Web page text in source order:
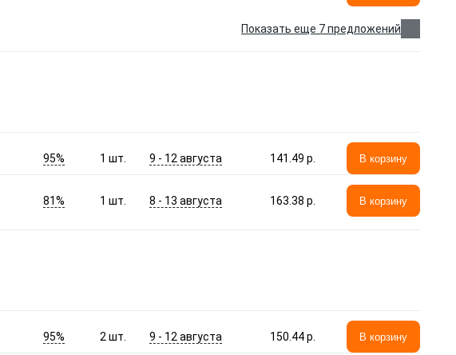
Показать еще 7 предложений
95% 1шт. 9 - 12 августа 141.49 p. В корзину
81% 1шт. 8 - 13 августа 163.38 p. В корзину
95% 2шт. 9 - 12 августа 150.44 p. В корзину